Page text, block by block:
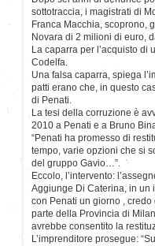
sottotraccia, i magistrati di
Franca Macchia, scoprono,
Novara di 2 milioni di euro,
La caparra per l’acquisto
Codelfa.
Una falsa caparra, spiega
patti erano che, in questo
di Penati.
La tesi della corruzione è
2010 a Penati e a Bruno
“Penati ha promesso di
tempo, varie opzioni che si
del gruppo Gavio…”.
Eccolo, l’intervento:
Aggiunge Di Caterina, in un
con Penati un giorno ,
parte della Provincia di
avrebbe consentito la
L’imprenditore prosegue: